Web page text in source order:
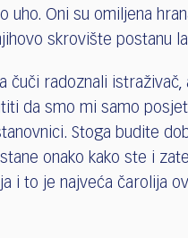
uho. Oni su omiljena
skrovište postanu
čuči radoznali istraživač,
da smo mi samo
Stoga budite
onako kako ste i
i to je najveća čarolija